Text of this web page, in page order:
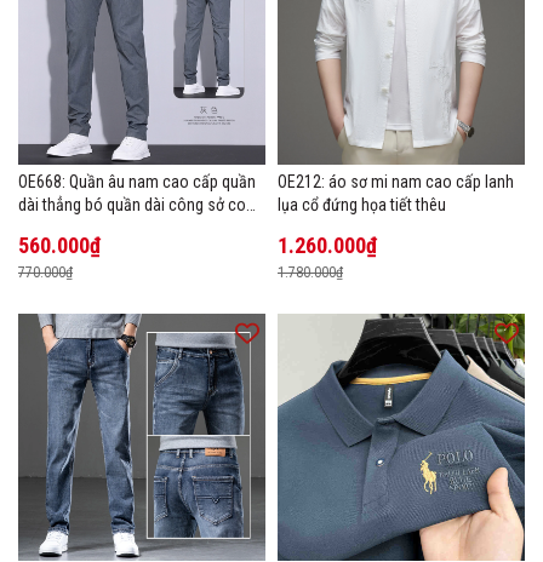
OE668: Quần âu nam cao cấp quần
dài thẳng bó quần dài công sở co
560.000₫
770.000₫
OE212: áo sơ mi nam cao cấp lanh
lụa cổ đứng họa tiết thêu
1.260.000₫
1.780.000₫